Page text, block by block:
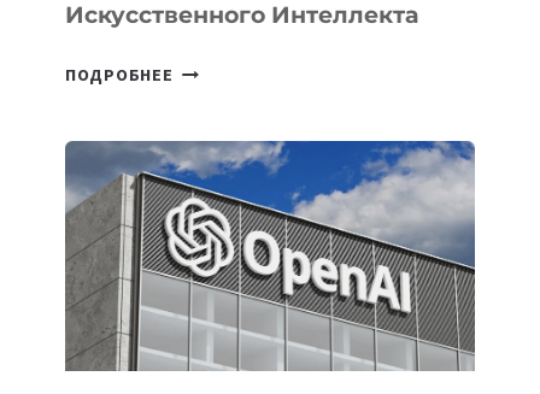
Искусственного Интеллекта
ПОДРОБНЕЕ
ПРИОРИТЕТНЫЕ
ЗАДАЧИ
ПО
РАЗВИТИЮ
ЭКОСИСТЕМЫ
ИСКУССТВЕННОГО
ИНТЕЛЛЕКТА